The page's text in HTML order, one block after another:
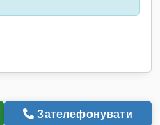
Зателефонувати